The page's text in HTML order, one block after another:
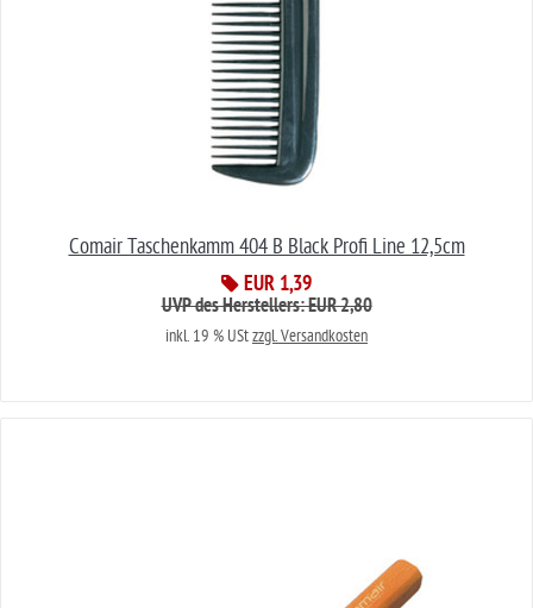
Comair Taschenkamm 404 B Black Profi Line 12,5cm
EUR 1,39
UVP des Herstellers: EUR 2,80
inkl. 19 % UStzzgl. Versandkosten